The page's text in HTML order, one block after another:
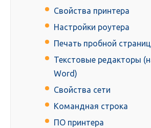
Свойства принтера
Настройки роутера
Печать пробной
Текстовые редакторы
Word)
Свойства сети
Командная строка
ПО принтера